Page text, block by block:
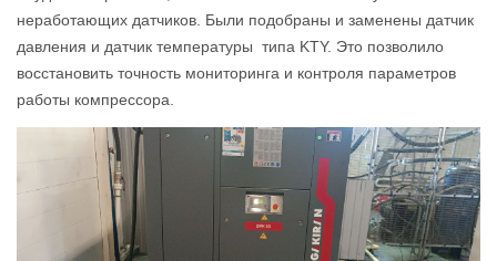
неработающих датчиков. Были подобраны и заменены датчик
давления и датчик температуры типа KTY. Это позволило
восстановить точность мониторинга и контроля параметров
работы компрессора.